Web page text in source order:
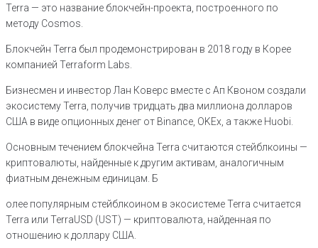
Terra — это название блокчейн-проекта, построенного по
методу Cosmos.
Блокчейн Terra был продемонстрирован в 2018 году в Корее
компанией Terraform Labs.
Бизнесмен и инвестор Лан Коверс вместе с Ап Квоном создали
экосистему Terra, получив тридцать два миллиона долларов
США в виде опционных денег от Binance, OKEx, а также Huobi.
Основным течением блокчейна Terra считаются стейблкоины —
криптовалюты, найденные к другим активам, аналогичным
фиатным денежным единицам. Б
олее популярным стейблкоином в экосистеме Terra считается
Terra или TerraUSD (UST) — криптовалюта, найденная по
отношению к доллару США.